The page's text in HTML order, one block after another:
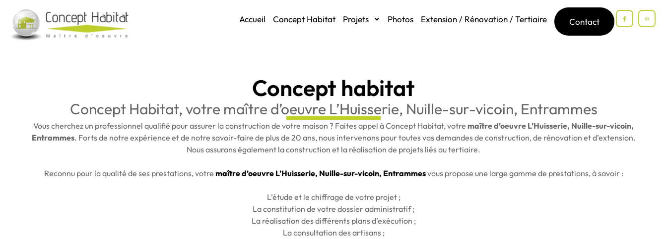
Accueil Concept Habitat Projets Photos Extension / Rénovation / Tertiaire Contact
Concept habitat
Concept Habitat, votre maître d’oeuvre L’Huisserie, Nuille-sur-vicoin, Entrammes
Vous cherchez un professionnel qualifié pour assurer la construction de votre maison ? Faites appel à Concept Habitat, votre maître d’oeuvre L’Huisserie, Nuille-sur-vicoin,
Entrammes. Forts de notre expérience et de notre savoir-faire de plus de 20 ans, nous intervenons pour toutes vos demandes de construction, de rénovation et d’extension.
Nous assurons également la construction et la réalisation de projets liés au tertiaire.
Reconnu pour la qualité de ses prestations, votre maître d’oeuvre L’Huisserie, Nuille-sur-vicoin, Entrammesvous propose une large gamme de prestations, à savoir :
L’étude et le chiffrage de votre projet ;
La constitution de votre dossier administratif ;
La réalisation des différents plans d’exécution ;
La consultation des artisans ;